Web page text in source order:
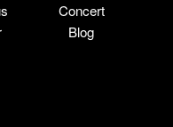
Concert
Blog